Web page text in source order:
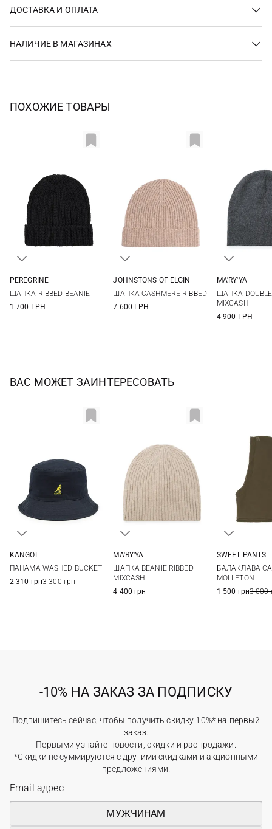
ДОСТАВКА И ОПЛАТА
НАЛИЧИЕ В МАГАЗИНАХ
ПОХОЖИЕ ТОВАРЫ
PEREGRINE
ШАПКА RIBBED BEANIE
1 700 ГРН
JOHNSTONS OF ELGIN
ШАПКА CASHMERE RIBBED
7 600 ГРН
MA'RY'YA
ШАПКА
MIXCASH
4 900 ГРН
ВАС МОЖЕТ ЗАИНТЕРЕСОВАТЬ
KANGOL
ПАНАМА WASHED BUCKET
2 310 грн3 300 грн
MA'RY'YA
ШАПКА BEANIE RIBBED
MIXCASH
4 400 грн
SWEET PANTS
БАЛАКЛАВА
MOLLETON
1 500 грн3 000
-10% НА ЗАКАЗ ЗА ПОДПИСКУ
Подпишитесь сейчас, чтобы получить скидку 10%* на первый
заказ.
Первыми узнайте новости, скидки и распродажи.
*Скидки не суммируются с другими скидками и акционными
предложениями.
МУЖЧИНАМ